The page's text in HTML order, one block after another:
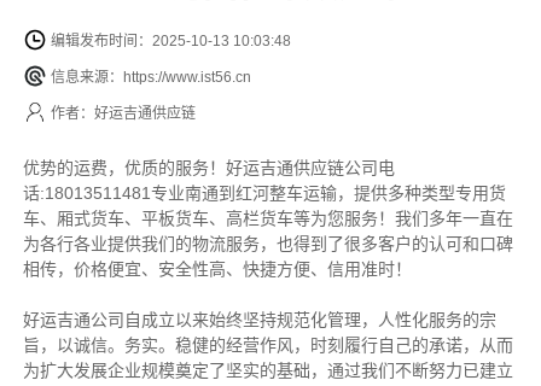
编辑发布时间：2025-10-13 10:03:48
信息来源：https://www.ist56.cn
作者：好运吉通供应链
优势的运费，优质的服务！好运吉通供应链公司电
话:18013511481专业南通到红河整车运输，提供多种类型专用货
车、厢式货车、平板货车、高栏货车等为您服务！我们多年一直在
为各行各业提供我们的物流服务，也得到了很多客户的认可和口碑
相传，价格便宜、安全性高、快捷方便、信用准时！
好运吉通公司自成立以来始终坚持规范化管理，人性化服务的宗
旨，以诚信。务实。稳健的经营作风，时刻履行自己的承诺，从而
为扩大发展企业规模奠定了坚实的基础，通过我们不断努力已建立